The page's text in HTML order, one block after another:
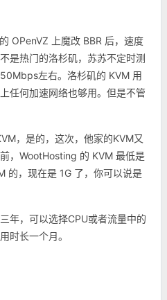
OPenVZ 上魔改 BBR 后，速度
是热门的洛杉矶，苏苏不定时测
左右。洛杉矶的 KVM 用
任何加速网络也够用。但是不管
，是的，这次，他家的KVM又
，WootHosting 的 KVM 最低是
的，现在是 1G 了，你可以说是
年，可以选择CPU或者流量中的
时长一个月。